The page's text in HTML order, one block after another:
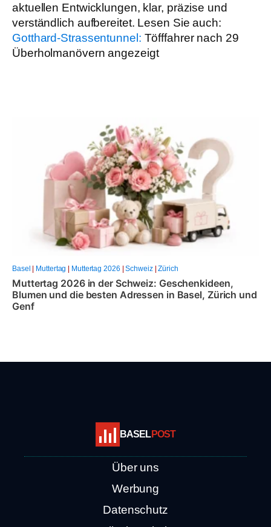
aktuellen Entwicklungen, klar, präzise und
verständlich aufbereitet. Lesen Sie auch:
Gotthard-Strassentunnel: Töfffahrer nach 29
Überholmanövern angezeigt
Basel Muttertag Muttertag 2026 |Schweiz|Zürich
Muttertag 2026 in der Schweiz: Geschenkideen,
Blumen und die besten Adressen in Basel, Zürich und
Genf
BASELPOST
Über uns
Werbung
Datenschutz